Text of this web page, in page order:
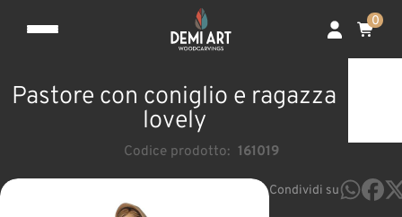
0
Pastore con coniglio e ragazza
lovely
Codice prodotto: 161019
Condividi su